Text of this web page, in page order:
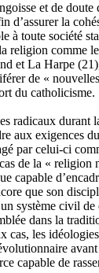
et de
la
toute société
religion
et La Harpe (21)
de «
du catholicisme.
radicaux
aux exigences
par celui-ci
de la «
capable
que son
système civil
dans la
les
de